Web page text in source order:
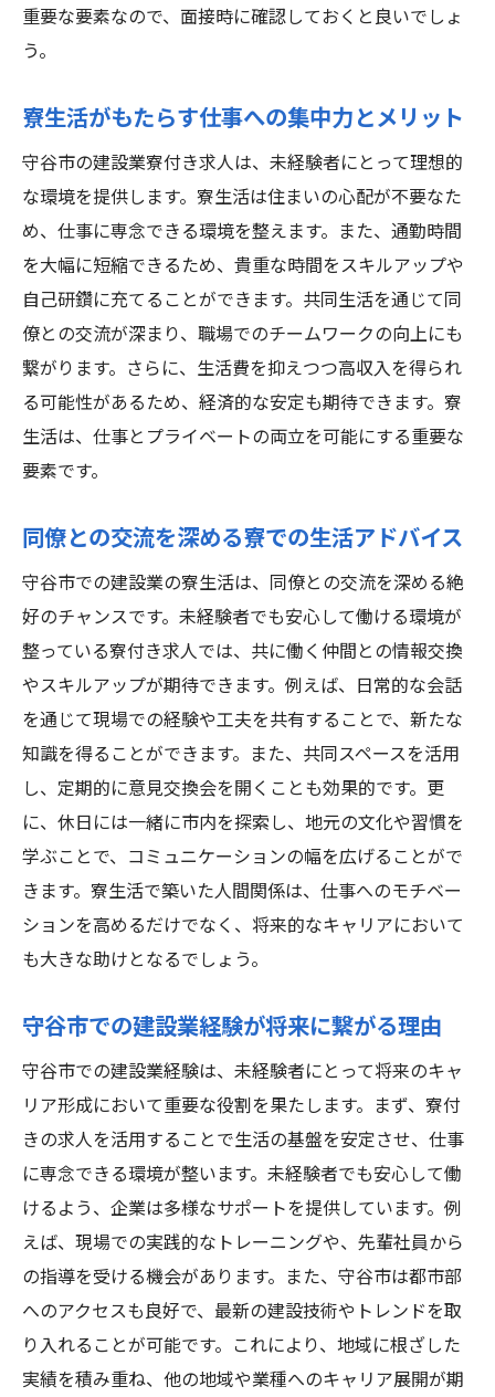
守谷市での建設業がもたらす将来性
守谷市での生活を豊かにするアクティビテ
ィ
建設業での仕事と寮生活のバランスを取る
地元コミュニティとの関係の築き方
寮生活での自己管理と時間の使い方
守谷市での建設業経験が提供する価値
未経験者必見寮付き建設業求人の選び方
自分に合った求人を見つけるためのポイン
ト
未経験者でも安心して働ける職場の条件
実際の求人情報をチェックする際の注意点
守谷市での暮らしを楽しむための情報
守谷市で建設業未経験者が成功するためのステ
ップ
未経験からのスタートを成功させる心構え
守谷市での建設業の実際の仕事内容
寮付き求人での生活を充実させる方法
働きながら学ぶための効率的なアプローチ
守谷市の建設業での成長を支える要素
未経験者がキャリアを築くためのサポート
重要な要素なので、面接時に確認しておくと良いでしょ
う。
寮生活がもたらす仕事への集中力とメリット
守谷市の建設業寮付き求人は、未経験者にとって理想的
な環境を提供します。寮生活は住まいの心配が不要なた
め、仕事に専念できる環境を整えます。また、通勤時間
を大幅に短縮できるため、貴重な時間をスキルアップや
自己研鑽に充てることができます。共同生活を通じて同
僚との交流が深まり、職場でのチームワークの向上にも
繋がります。さらに、生活費を抑えつつ高収入を得られ
る可能性があるため、経済的な安定も期待できます。寮
生活は、仕事とプライベートの両立を可能にする重要な
要素です。
同僚との交流を深める寮での生活アドバイス
守谷市での建設業の寮生活は、同僚との交流を深める絶
好のチャンスです。未経験者でも安心して働ける環境が
整っている寮付き求人では、共に働く仲間との情報交換
やスキルアップが期待できます。例えば、日常的な会話
を通じて現場での経験や工夫を共有することで、新たな
知識を得ることができます。また、共同スペースを活用
し、定期的に意見交換会を開くことも効果的です。更
に、休日には一緒に市内を探索し、地元の文化や習慣を
学ぶことで、コミュニケーションの幅を広げることがで
きます。寮生活で築いた人間関係は、仕事へのモチベー
ションを高めるだけでなく、将来的なキャリアにおいて
も大きな助けとなるでしょう。
守谷市での建設業経験が将来に繋がる理由
守谷市での建設業経験は、未経験者にとって将来のキャ
リア形成において重要な役割を果たします。まず、寮付
きの求人を活用することで生活の基盤を安定させ、仕事
に専念できる環境が整います。未経験者でも安心して働
けるよう、企業は多様なサポートを提供しています。例
えば、現場での実践的なトレーニングや、先輩社員から
の指導を受ける機会があります。また、守谷市は都市部
へのアクセスも良好で、最新の建設技術やトレンドを取
り入れることが可能です。これにより、地域に根ざした
実績を積み重ね、他の地域や業種へのキャリア展開が期